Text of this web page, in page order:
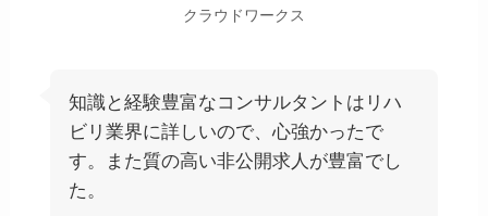
クラウドワークス
知識と経験豊富なコンサルタントはリハ
ビリ業界に詳しいので、心強かったで
す。また質の高い非公開求人が豊富でし
た。